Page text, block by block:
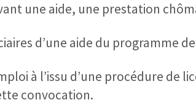
une aide, une prestation
d’une aide du programme
à l’issu d’une procédure de
convocation.